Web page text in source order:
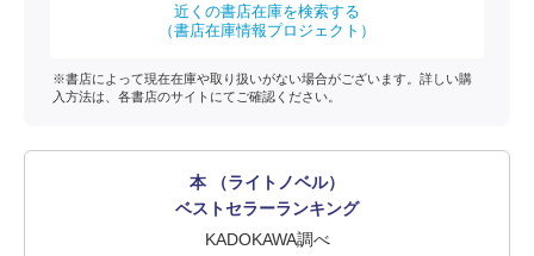
近くの書店在庫を検索する
（書店在庫情報プロジェクト）
※書店によって現在在庫や取り扱いがない場合がございます。詳しい購
入方法は、各書店のサイトにてご確認ください。
本 （ライトノベル）
ベストセラーランキング
KADOKAWA調べ